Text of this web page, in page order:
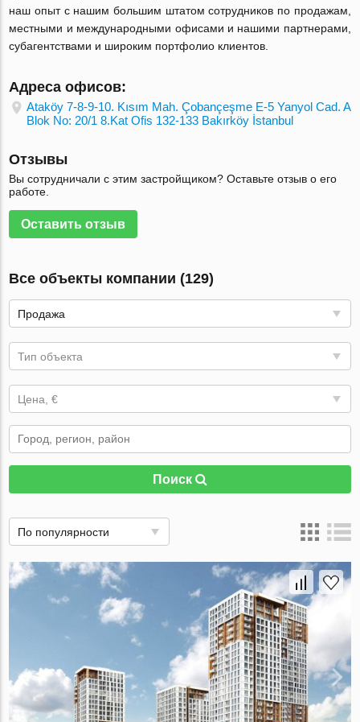
наш опыт с нашим большим штатом сотрудников по продажам,
местными и международными офисами и нашими партнерами,
субагентствами и широким портфолио клиентов.
Адреса офисов:
Ataköy 7-8-9-10. Kısım Mah. Çobançeşme E-5 Yanyol Cad. A
Blok No: 20/1 8.Kat Ofis 132-133 Bakırköy İstanbul
Отзывы
Вы сотрудничали с этим застройщиком? Оставьте отзыв о его
работе.
Оставить отзыв
Все объекты компании (129)
Продажа
Тип объекта
Цена, €
Поиск
По популярности